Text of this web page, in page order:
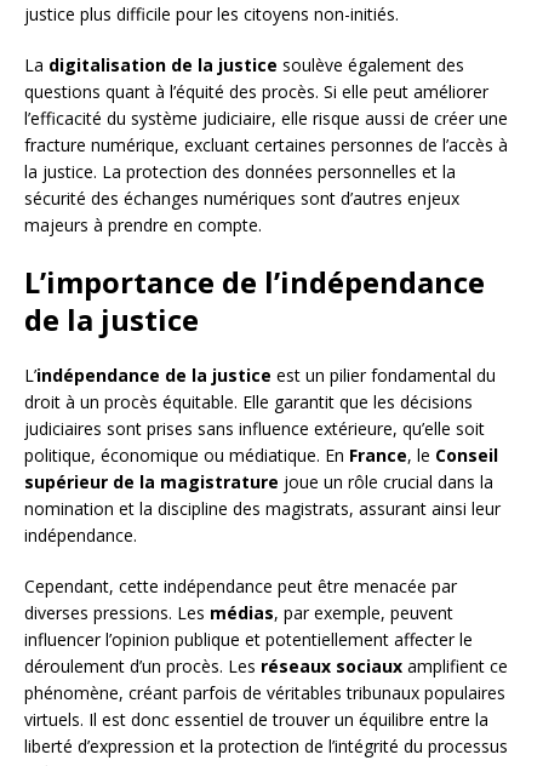
justice plus difficile pour les citoyens non-initiés.
La digitalisation de la justice soulève également des
questions quant à l’équité des procès. Si elle peut améliorer
l’efficacité du système judiciaire, elle risque aussi de créer une
fracture numérique, excluant certaines personnes de l’accès à
la justice. La protection des données personnelles et la
sécurité des échanges numériques sont d’autres enjeux
majeurs à prendre en compte.
L’importance de l’indépendance
de la justice
L’indépendance de la justice est un pilier fondamental du
droit à un procès équitable. Elle garantit que les décisions
judiciaires sont prises sans influence extérieure, qu’elle soit
politique, économique ou médiatique. En France, le Conseil
supérieur de la magistrature joue un rôle crucial dans la
nomination et la discipline des magistrats, assurant ainsi leur
indépendance.
Cependant, cette indépendance peut être menacée par
diverses pressions. Les médias, par exemple, peuvent
influencer l’opinion publique et potentiellement affecter le
déroulement d’un procès. Les réseaux sociaux amplifient ce
phénomène, créant parfois de véritables tribunaux populaires
virtuels. Il est donc essentiel de trouver un équilibre entre la
liberté d’expression et la protection de l’intégrité du processus